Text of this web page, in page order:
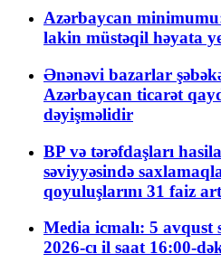
Azərbaycan
lakin müstəqil həyata
Ənənəvi bazarlar
Azərbaycan ticarət
dəyişməlidir
BP və tərəfdaşları
səviyyəsində
qoyuluşlarını 31 faiz
Media icmalı: 5 avqust
2026-cı il saat 16:00-